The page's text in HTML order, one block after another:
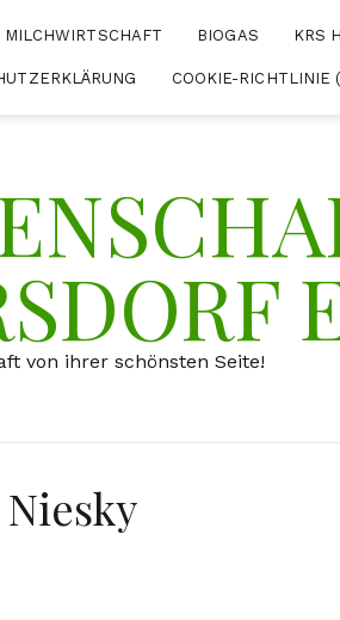
MILCHWIRTSCHAFT BIOGAS KRS
COOKIE-RICHTLINIE
von ihrer schönsten Seite!
Niesky